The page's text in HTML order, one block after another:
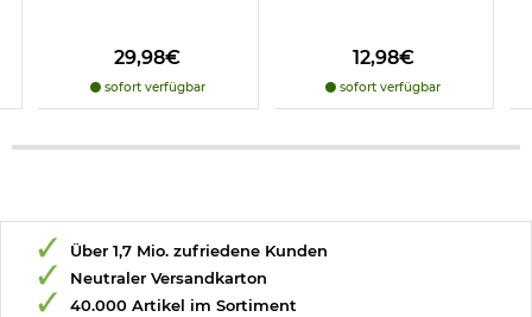
29,98€
sofort verfügbar
12,98€
sofort verfügbar
Über 1,7 Mio. zufriedene Kunden
Neutraler Versandkarton
40.000 Artikel im Sortiment